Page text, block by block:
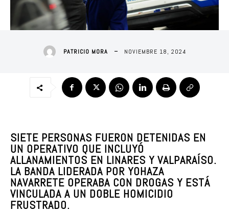
PATRICIO MORA NOVIEMBRE 18, 2024
SIETE PERSONAS FUERON DETENIDAS EN
UN OPERATIVO QUE INCLUYÓ
ALLANAMIENTOS EN LINARES Y VALPARAÍSO.
LA BANDA LIDERADA POR YOHAZA
NAVARRETE OPERABA CON DROGAS Y ESTÁ
VINCULADA A UN DOBLE HOMICIDIO
FRUSTRADO.